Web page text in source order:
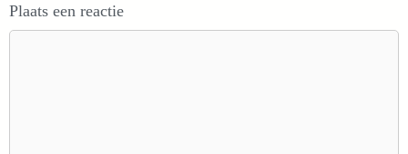
Plaats een reactie